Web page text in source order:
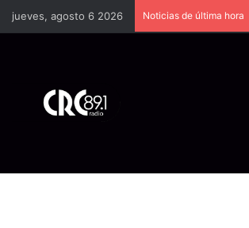
jueves, agosto 6 2026 Noticias de última hora